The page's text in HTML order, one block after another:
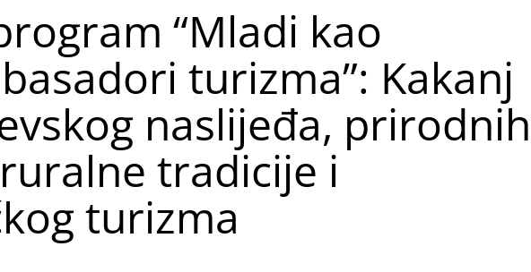
“Mladi kao
turizma”: Kakanj
naslijeđa, prirodnih
tradicije i
turizma